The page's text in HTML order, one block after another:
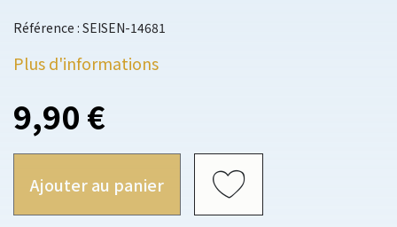
Référence : SEISEN-14681
Plus d'informations
9,90 €
Ajouter au panier